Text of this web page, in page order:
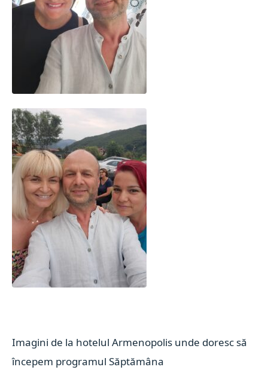
Imagini de la hotelul Armenopolis unde doresc să
începem programul Săptămâna